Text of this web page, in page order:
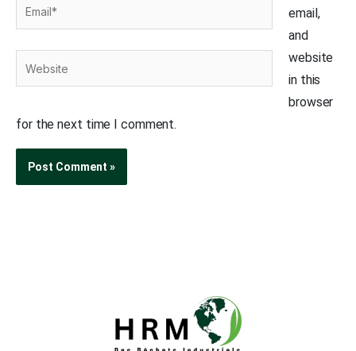
email,
and
website
in this
browser
for the next time I comment.